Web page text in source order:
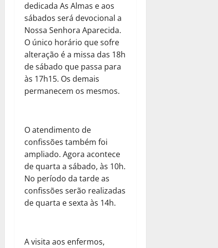
dedicada As Almas e aos
sábados será devocional a
Nossa Senhora Aparecida.
O único horário que sofre
alteração é a missa das 18h
de sábado que passa para
às 17h15. Os demais
permanecem os mesmos.
O atendimento de
confissões também foi
ampliado. Agora acontece
de quarta a sábado, às 10h.
No período da tarde as
confissões serão realizadas
de quarta e sexta às 14h.
A visita aos enfermos,